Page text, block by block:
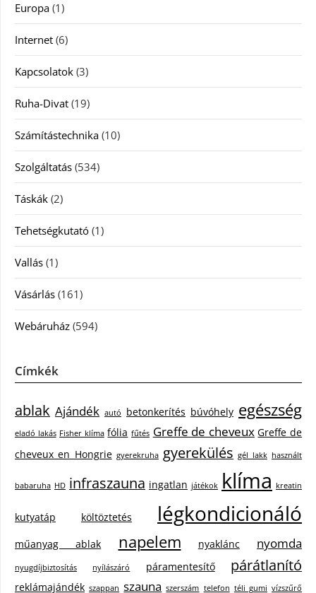
Europa (1)
Internet (6)
Kapcsolatok (3)
Ruha-Divat (19)
Számítástechnika (10)
Szolgáltatás (534)
Táskák (2)
Tehetségkutató (1)
Vallás (1)
Vásárlás (161)
Webáruház (594)
Címkék
ablak Ajándék autó betonkerítés búvóhely egészség
eladó lakás Fisher klíma fólia fűtés Greffe de cheveux Greffe de
cheveux en Hongrie gyerekruha gyerekülés gél lakk használt
babaruha HD infraszauna ingatlan játékok klíma kreatin
kutyatáp költöztetés légkondicionáló
műanyag ablak napelem nyaklánc nyomda
nyugdíjbiztosítás nyílászáró páramentesítő párátlanító
reklámajándék szappan szauna szerszám telefon téli gumi vízszűrő